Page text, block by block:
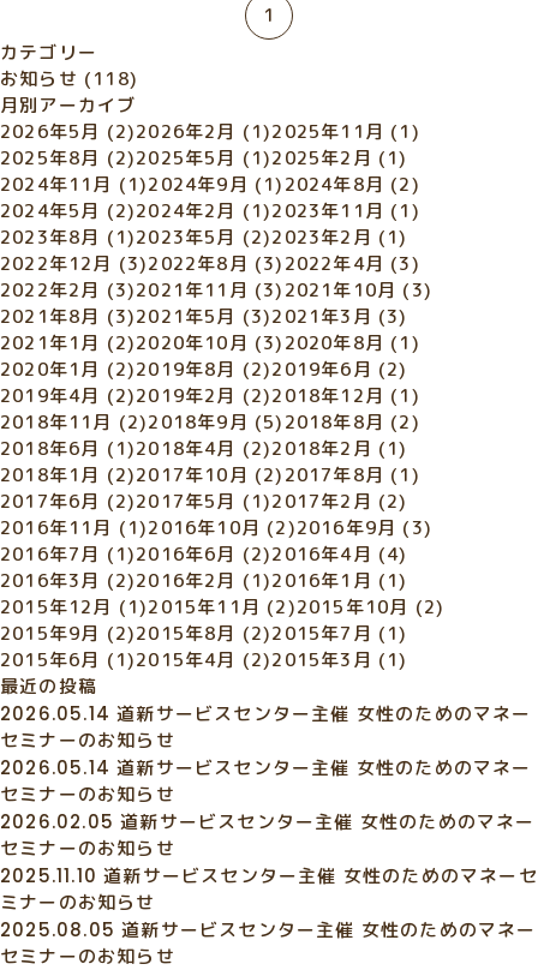
相談申込
1
カテゴリー
お知らせ (118)
月別アーカイブ
2026年5月 (2)2026年2月 (1)2025年11月 (1)
2025年8月 (2)2025年5月 (1)2025年2月 (1)
2024年11月 (1)2024年9月 (1)2024年8月 (2)
2024年5月 (2)2024年2月 (1)2023年11月 (1)
2023年8月 (1)2023年5月 (2)2023年2月 (1)
2022年12月 (3)2022年8月 (3)2022年4月 (3)
2022年2月 (3)2021年11月 (3)2021年10月 (3)
2021年8月 (3)2021年5月 (3)2021年3月 (3)
2021年1月 (2)2020年10月 (3)2020年8月 (1)
2020年1月 (2)2019年8月 (2)2019年6月 (2)
2019年4月 (2)2019年2月 (2)2018年12月 (1)
2018年11月 (2)2018年9月 (5)2018年8月 (2)
2018年6月 (1)2018年4月 (2)2018年2月 (1)
2018年1月 (2)2017年10月 (2)2017年8月 (1)
2017年6月 (2)2017年5月 (1)2017年2月 (2)
2016年11月 (1)2016年10月 (2)2016年9月 (3)
2016年7月 (1)2016年6月 (2)2016年4月 (4)
2016年3月 (2)2016年2月 (1)2016年1月 (1)
2015年12月 (1)2015年11月 (2)2015年10月 (2)
2015年9月 (2)2015年8月 (2)2015年7月 (1)
2015年6月 (1)2015年4月 (2)2015年3月 (1)
最近の投稿
2026.05.14道新サービスセンター主催 女性のためのマネー
セミナーのお知らせ
2026.05.14道新サービスセンター主催 女性のためのマネー
セミナーのお知らせ
2026.02.05道新サービスセンター主催 女性のためのマネー
セミナーのお知らせ
2025.11.10道新サービスセンター主催 女性のためのマネーセ
ミナーのお知らせ
2025.08.05道新サービスセンター主催 女性のためのマネー
セミナーのお知らせ